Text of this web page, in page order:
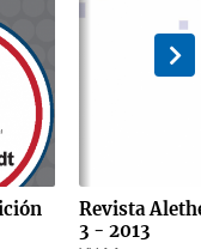
Unidad de